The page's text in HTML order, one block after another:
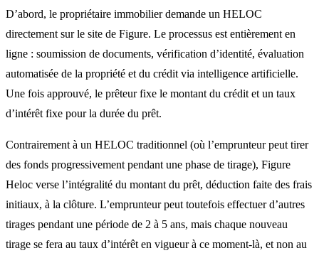
D’abord, le propriétaire immobilier demande un HELOC
directement sur le site de Figure. Le processus est entièrement en
ligne : soumission de documents, vérification d’identité, évaluation
automatisée de la propriété et du crédit via intelligence artificielle.
Une fois approuvé, le prêteur fixe le montant du crédit et un taux
d’intérêt fixe pour la durée du prêt.
Contrairement à un HELOC traditionnel (où l’emprunteur peut tirer
des fonds progressivement pendant une phase de tirage), Figure
Heloc verse l’intégralité du montant du prêt, déduction faite des frais
initiaux, à la clôture. L’emprunteur peut toutefois effectuer d’autres
tirages pendant une période de 2 à 5 ans, mais chaque nouveau
tirage se fera au taux d’intérêt en vigueur à ce moment-là, et non au